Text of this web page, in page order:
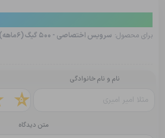
برای محصول: سرویس اختصاصی - 500 گیگ (6ماهه)
نام و نام خانوادگی
5
متن دیدگاه